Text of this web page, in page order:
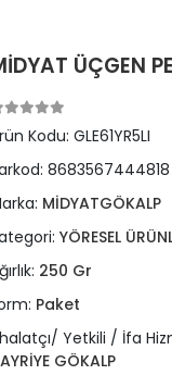
ÜÇGEN
Kodu:GLE61YR5LI
8683567444818
MİDYATGÖKALP
YÖRESEL
250 Gr
Paket
Yetkili / İfa
GÖKALP